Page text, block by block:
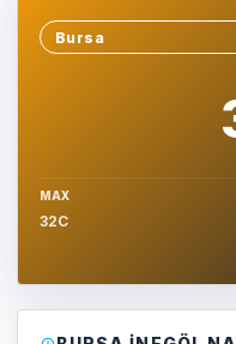
Sehir sec
MAX
32C